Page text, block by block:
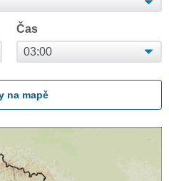
Čas
na mapě